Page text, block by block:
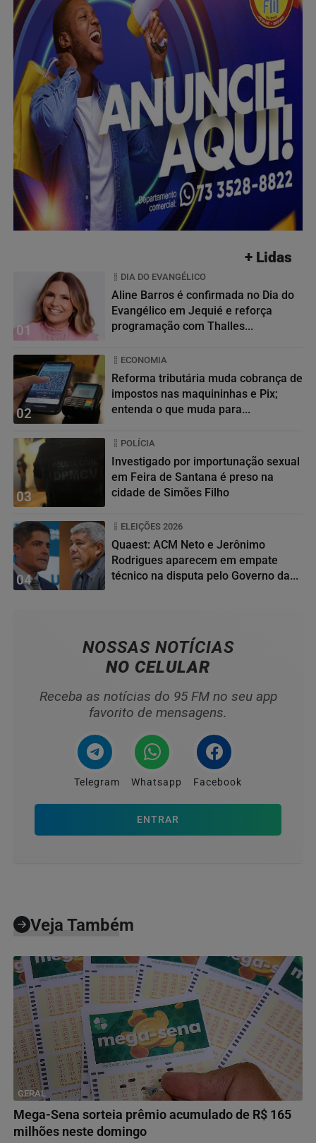
+ Lidas
01
DIA DO EVANGÉLICO
Aline Barros é confirmada no Dia do
Evangélico em Jequié e reforça
programação com Thalles...
02
ECONOMIA
Reforma tributária muda cobrança de
impostos nas maquininhas e Pix;
entenda o que muda para...
03
POLÍCIA
Investigado por importunação sexual
em Feira de Santana é preso na
cidade de Simões Filho
04
ELEIÇÕES 2026
Quaest: ACM Neto e Jerônimo
Rodrigues aparecem em empate
técnico na disputa pelo Governo da...
NOSSAS NOTÍCIAS
NO CELULAR
Receba as notícias do 95 FM no seu app
favorito de mensagens.
Telegram Whatsapp Facebook
ENTRAR
Veja Também
GERAL
Mega-Sena sorteia prêmio acumulado de R$ 165
milhões neste domingo